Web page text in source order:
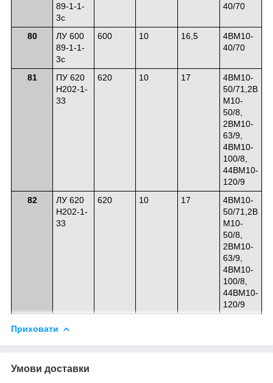
89-1-1-
3с
40/70
80
ЛУ 600
89-1-1-
3с
600 10 16,5
4ВМ10-
40/70
81
ПУ 620
Н202-1-
33
620 10 17
4ВМ10-
50/71,2В
М10-
50/8,
2ВМ10-
63/9,
4ВМ10-
100/8,
44ВМ10-
120/9
82
ЛУ 620
Н202-1-
33
620 10 17
4ВМ10-
50/71,2В
М10-
50/8,
2ВМ10-
63/9,
4ВМ10-
100/8,
44ВМ10-
120/9
Приховати
Умови доставки